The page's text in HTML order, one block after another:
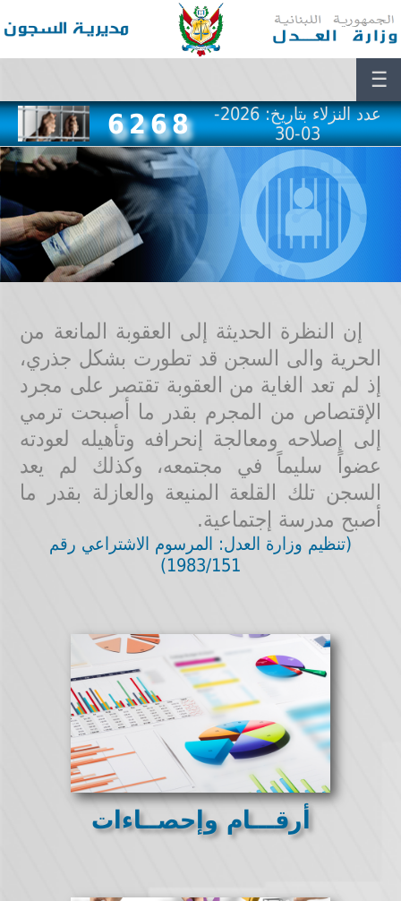
☰
6268
عدد النزلاء بتاريخ: 2026-
03-30
إن النظرة الحديثة إلى العقوبة المانعة من
الحرية والى السجن قد تطورت بشكل جذري،
إذ لم تعد الغاية من العقوبة تقتصر على مجرد
الإقتصاص من المجرم بقدر ما أصبحت ترمي
إلى إصلاحه ومعالجة إنحرافه وتأهيله لعودته
عضواً سليماً في مجتمعه، وكذلك لم يعد
السجن تلك القلعة المنيعة والعازلة بقدر ما
أصبح مدرسة إجتماعية.
(تنظيم وزارة العدل: المرسوم الاشتراعي رقم
1983/151)
أرقـــام وإحصــاءات